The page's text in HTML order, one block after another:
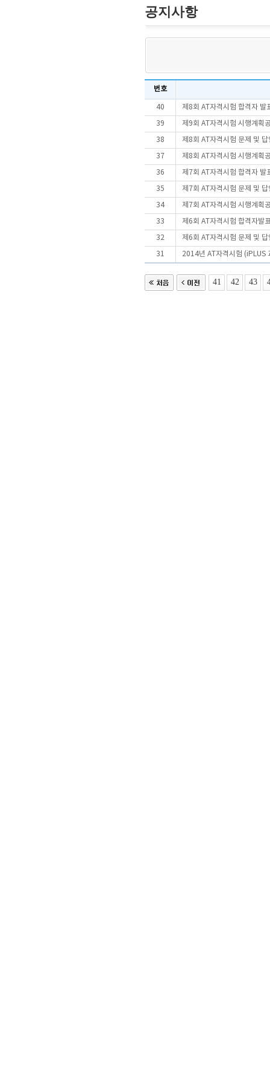
공지사항
번호
40 제8회 AT자격시험 합격자 발
39 제9회 AT자격시험 시행계획
38 제8회 AT자격시험 문제 및 답
37 제8회 AT자격시험 시행계획
36 제7회 AT자격시험 합격자 발
35 제7회 AT자격시험 문제 및 답
34 제7회 AT자격시험 시행계획
33 제6회 AT자격시험 합격자발
32 제6회 AT자격시험 문제 및 답
31 2014년 AT자격시험 (iPLUS
41 42 43